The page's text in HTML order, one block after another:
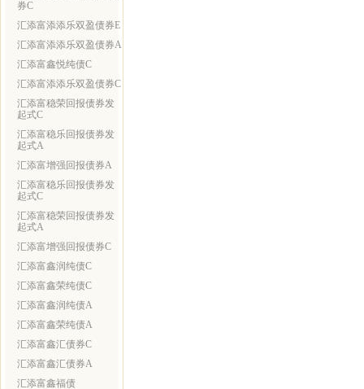
券C
汇添富添添乐双盈债券E
汇添富添添乐双盈债券A
汇添富鑫悦纯债C
汇添富添添乐双盈债券C
汇添富稳荣回报债券发
起式C
汇添富稳乐回报债券发
起式A
汇添富增强回报债券A
汇添富稳乐回报债券发
起式C
汇添富稳荣回报债券发
起式A
汇添富增强回报债券C
汇添富鑫润纯债C
汇添富鑫荣纯债C
汇添富鑫润纯债A
汇添富鑫荣纯债A
汇添富鑫汇债券C
汇添富鑫汇债券A
汇添富鑫福债